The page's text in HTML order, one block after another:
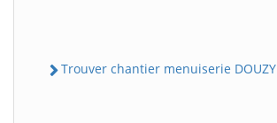
Trouver chantier menuiserie DOUZY